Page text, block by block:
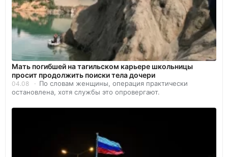
Мать погибшей на тагильском карьере школьницы
просит продолжить поиски тела дочери
04.08
По словам женщины, операция практически
остановлена, хотя службы это опровергают.